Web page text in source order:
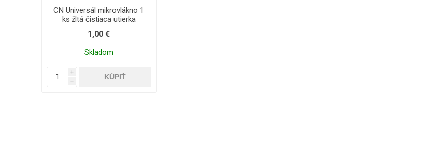
CN Universál mikrovlákno 1
ks žltá čistiaca utierka
1,00 €
Skladom
i
h